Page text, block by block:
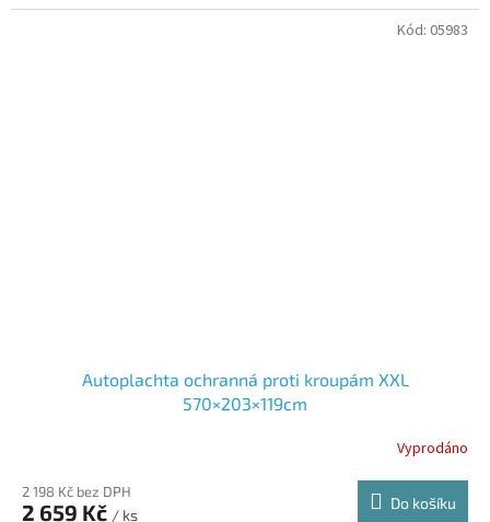
Autoplachta ochranná proti kroupám XXL
570×203×119cm
Vyprodáno
2 198 Kč bez DPH
2 659 Kč / ks
Do košíku
Kód: 05983